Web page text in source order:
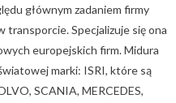
głównym zadaniem firmy
Specjalizuje się ona
europejskich firm. Midura
marki: ISRI, które są
SCANIA, MERCEDES,